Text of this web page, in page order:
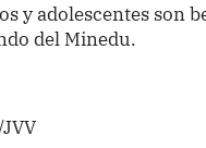
y adolescentes son
del Minedu.